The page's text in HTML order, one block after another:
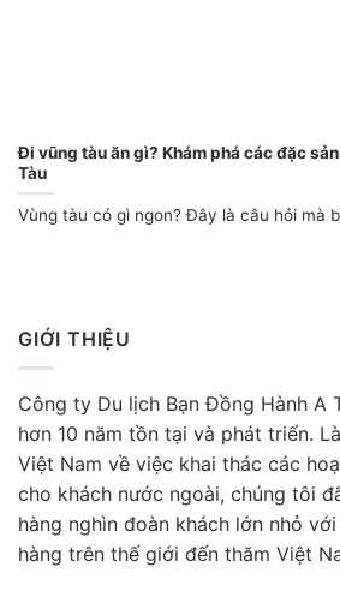
Đi vũng tàu ăn gì? Khám phá các đặc
Tàu
Vùng tàu có gì ngon? Đây là câu hỏi mà
GIỚI THIỆU
Công ty Du lịch Bạn Đồng Hành A
hơn 10 năm tồn tại và phát triển.
Việt Nam về việc khai thác các
cho khách nước ngoài, chúng tôi
hàng nghìn đoàn khách lớn nhỏ
hàng trên thế giới đến thăm Việt